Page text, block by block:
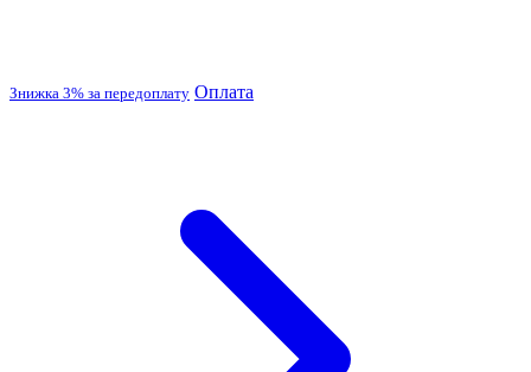
Знижка 3% за передоплату Оплата